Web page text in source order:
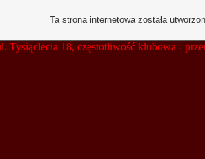
18, częstotliwość klubowa -
Ta strona internetowa została